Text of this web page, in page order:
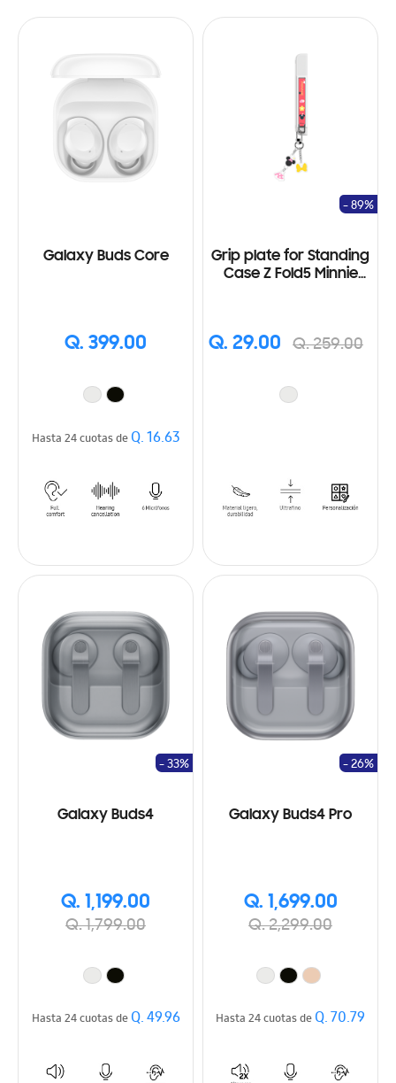
Galaxy Buds Core
Q. 399.00
Hasta 24 cuotas deQ. 16.63
Grip plate for Standing
Case Z Fold5 Minnie
Q. 29.00 Q. 259.00
- 89%
Galaxy Buds4
Q. 1,199.00
Q. 1,799.00
- 33%
Hasta 24 cuotas deQ. 49.96
Galaxy Buds4 Pro
Q. 1,699.00
Q. 2,299.00
- 26%
Hasta 24 cuotas deQ. 70.79